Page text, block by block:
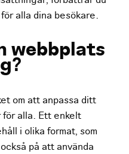
alla dina besökare.
webbplats
om att anpassa ditt
alla. Ett enkelt
i olika format, som
på att använda